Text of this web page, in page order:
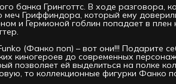
банка Гринготтс. В ходе разговора,
меч Гриффиндора, который ему
и Гермионой гоблин попадает в
(Фанко поп) – вот они!!! Подарите
киногероев до современных
позволяет ей выделиться на полке
то коллекционные фигурки Фанко